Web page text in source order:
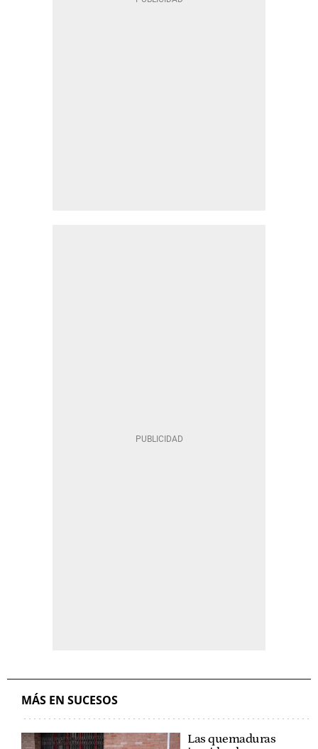
MÁS EN SUCESOS
Las quemaduras